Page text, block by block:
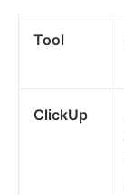
Tool
ClickUp